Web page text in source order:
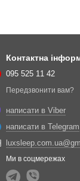
Контактна
095 525 11 42
Передзвонити вам?
написати в Viber
написати в Telegram
Ми в соцмережах